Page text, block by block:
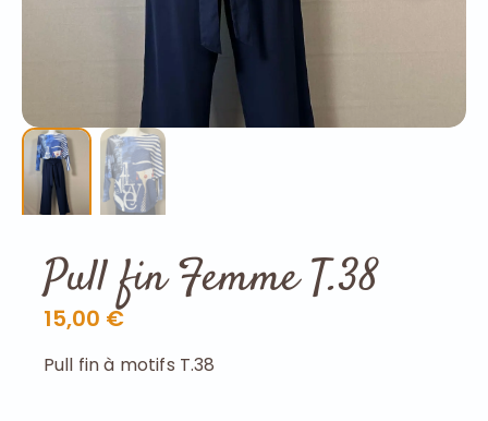
Pull fin Femme T.38
15,00 €
Pull fin à motifs T.38